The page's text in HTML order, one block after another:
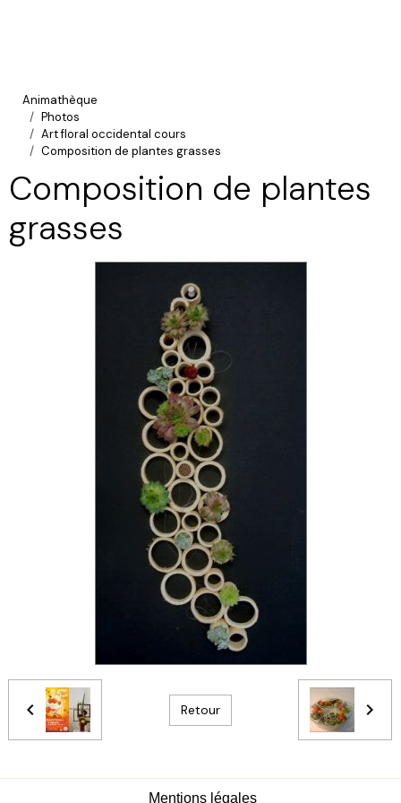
Animathèque
Photos
Art floral occidental cours
Composition de plantes grasses
Composition de plantes
grasses
Retour
Mentions légales